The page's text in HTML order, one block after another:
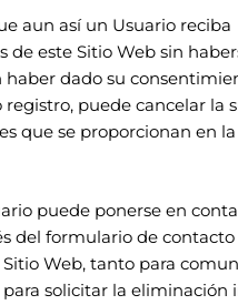
aun así un Usuario reciba
de este Sitio Web sin
haber dado su
registro, puede cancelar la
que se proporcionan en
puede ponerse en
del formulario de contacto
Web, tanto para
solicitar la eliminación